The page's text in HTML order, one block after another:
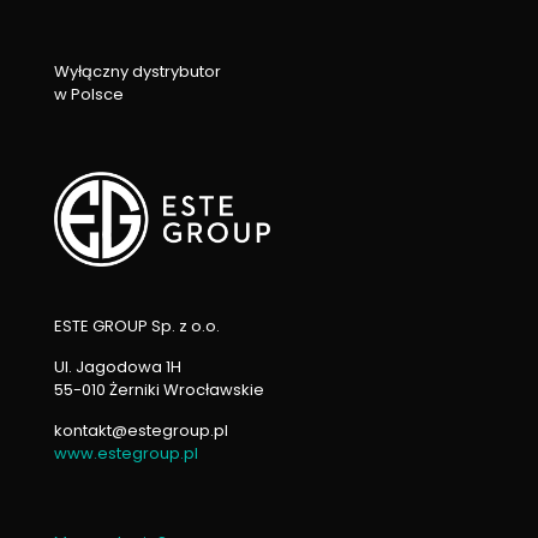
Wyłączny dystrybutor
w Polsce
ESTE GROUP Sp. z o.o.
Ul. Jagodowa 1H
55-010 Żerniki Wrocławskie
kontakt@estegroup.pl
www.estegroup.pl